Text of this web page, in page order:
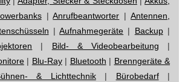
|Anrufbeantworter |Antennen,
|Aufnahmegeräte | Backup|
| Bild- & Videobearbeitung |
| Blu-Ray| Bluetooth | Brenngeräte &
& Lichttechnik| Bürobedarf|